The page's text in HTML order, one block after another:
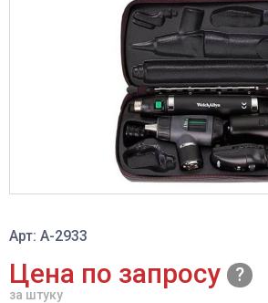
Арт: A-2933
Цена по запросу
за штуку